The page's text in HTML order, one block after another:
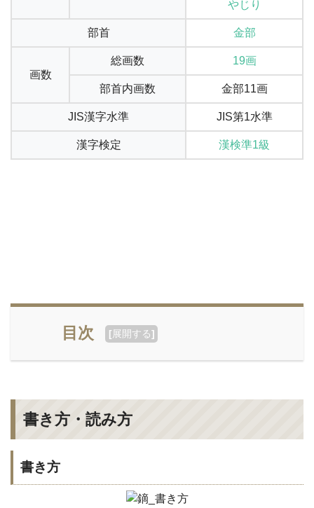
やじり
部首 金部
画数
総画数 19画
部首内画数 金部11画
JIS漢字水準 JIS第1水準
漢字検定 漢検準1級
目次 [展開する]
書き方・読み方
書き方